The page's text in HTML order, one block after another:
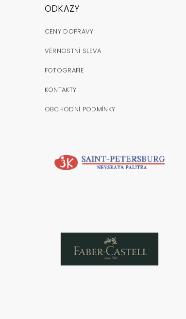
ODKAZY
CENY DOPRAVY
VĚRNOSTNÍ SLEVA
FOTOGRAFIE
KONTAKTY
OBCHODNÍ PODMÍNKY